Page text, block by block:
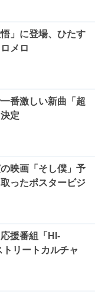
」に登場、ひたす
メロ
番激しい新曲「超
定
映画「そし僕」予
ったポスタービジ
援番組「HI-
リートカルチャ